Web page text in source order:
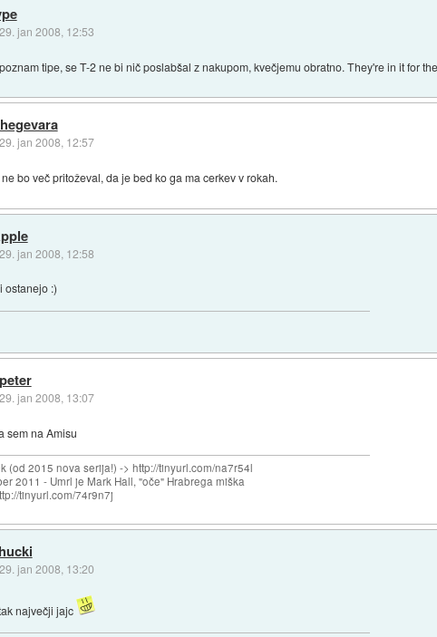
29. jan 2008, 12:53
tipe, se T-2 ne bi nič poslabšal z nakupom, kvečjemu obratno. They're in it for
29. jan 2008, 12:57
bo več pritoževal, da je bed ko ga ma cerkev v rokah.
29. jan 2008, 12:58
ostanejo :)
29. jan 2008, 13:07
sem na Amisu
(od 2015 nova serija!) -> http://tinyurl.com/na7r54l
2011 - Umrl je Mark Hall, "oče" Hrabrega miška
tinyurl.com/74r9n7j
29. jan 2008, 13:20
največji jajc